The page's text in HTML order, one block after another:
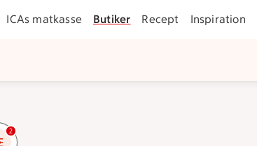
ICAs matkasse Butiker Recept Inspiration
2